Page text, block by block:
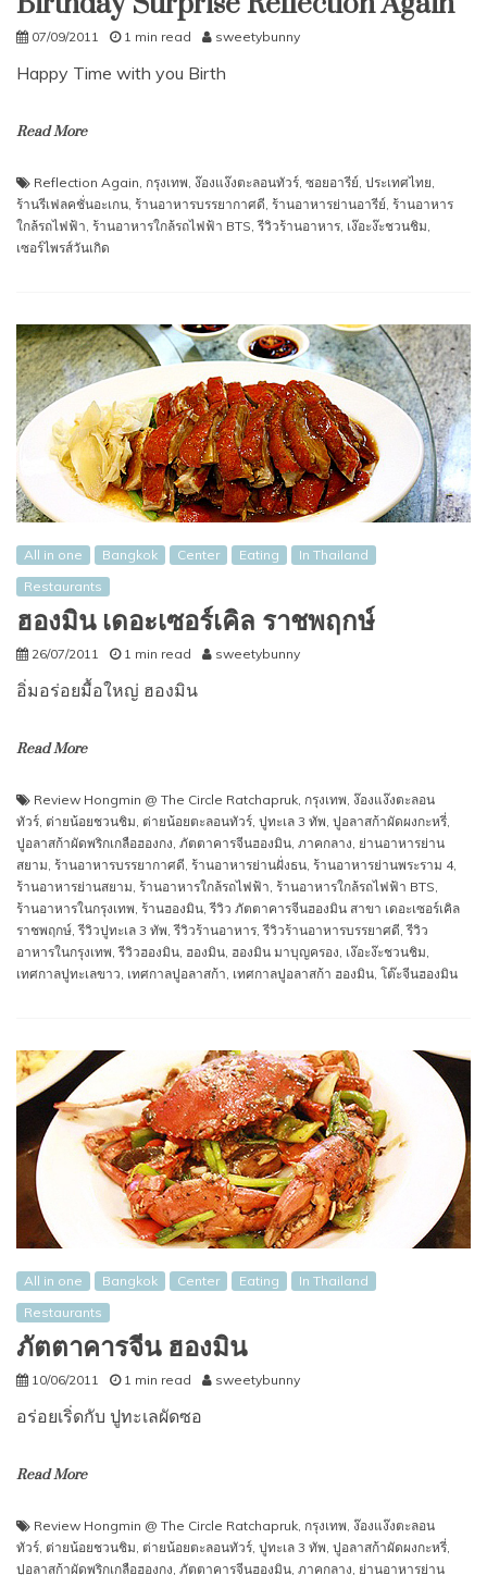
07/09/2011 1 min read sweetybunny
Happy Time with you Birth
Read More
Reflection Again, กรุงเทพ, ง๊องแง๊งตะลอนทัวร์, ซอยอารีย์, ประเทศไทย,
ร้านรีเฟลคชั่นอะเกน, ร้านอาหารบรรยากาศดี, ร้านอาหารย่านอารีย์, ร้านอาหาร
ใกล้รถไฟฟ้า, ร้านอาหารใกล้รถไฟฟ้า BTS,รีวิวร้านอาหาร, เง๊อะง๊ะชวนชิม,
เซอร์ไพรส์วันเกิด
All in one Bangkok Center Eating
In Thailand
Restaurants
ฮองมิน เดอะเซอร์เคิล ราชพฤกษ์
26/07/2011 1 min read sweetybunny
อิ่มอร่อยมื้อใหญ่ ฮองมิน
Read More
Review Hongmin @ The Circle Ratchapruk, กรุงเทพ, ง๊องแง๊งตะลอน
ทัวร์, ต่ายน้อยชวนชิม, ต่ายน้อยตะลอนทัวร์, ปูทะเล 3 ทัพ, ปูอลาสก้าผัดผงกะหรี่,
ปูอลาสก้าผัดพริกเกลือฮองกง, ภัตตาคารจีนฮองมิน, ภาคกลาง, ย่านอาหารย่าน
สยาม, ร้านอาหารบรรยากาศดี, ร้านอาหารย่านฝั่งธน, ร้านอาหารย่านพระราม 4,
ร้านอาหารย่านสยาม, ร้านอาหารใกล้รถไฟฟ้า, ร้านอาหารใกล้รถไฟฟ้า BTS,
ร้านอาหารในกรุงเทพ, ร้านฮองมิน,รีวิว ภัตตาคารจีนฮองมิน สาขา เดอะเซอร์เคิล
ราชพฤกษ์,รีวิวปูทะเล 3 ทัพ,รีวิวร้านอาหาร,รีวิวร้านอาหารบรรยาศดี,รีวิว
อาหารในกรุงเทพ,รีวิวฮองมิน, ฮองมิน, ฮองมิน มาบุญครอง, เง๊อะง๊ะชวนชิม,
เทศกาลปูทะเลขาว, เทศกาลปูอลาสก้า, เทศกาลปูอลาสก้า ฮองมิน, โต๊ะจีนฮองมิน
All in one Bangkok Center Eating
In Thailand
Restaurants
ภัตตาคารจีน ฮองมิน
10/06/2011 1 min read sweetybunny
อร่อยเริ่ดกับ ปูทะเลผัดซอ
Read More
Review Hongmin @ The Circle Ratchapruk, กรุงเทพ, ง๊องแง๊งตะลอน
ทัวร์, ต่ายน้อยชวนชิม, ต่ายน้อยตะลอนทัวร์, ปูทะเล 3 ทัพ, ปูอลาสก้าผัดผงกะหรี่,
ปูอลาสก้าผัดพริกเกลือฮองกง, ภัตตาคารจีนฮองมิน, ภาคกลาง, ย่านอาหารย่าน